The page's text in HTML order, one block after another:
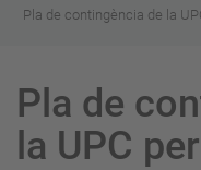
Pla de contingència de la
Pla de
la UPC